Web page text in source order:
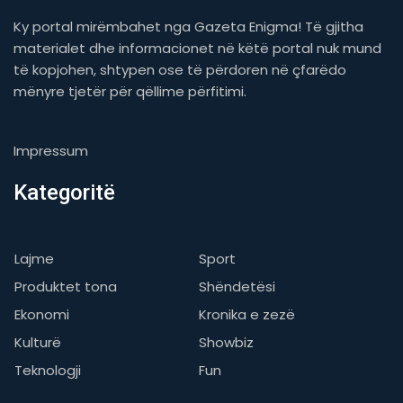
Ky portal mirëmbahet nga Gazeta Enigma! Të gjitha
materialet dhe informacionet në këtë portal nuk mund
të kopjohen, shtypen ose të përdoren në çfarëdo
mënyre tjetër për qëllime përfitimi.
Impressum
Kategoritë
Lajme
Sport
Produktet tona
Shëndetësi
Ekonomi
Kronika e zezë
Kulturë
Showbiz
Teknologji
Fun